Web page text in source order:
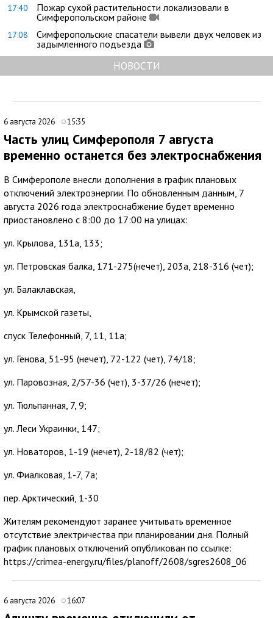
17:40
Пожар сухой растительности локализовали в
Симферопольском районе
17:08
Симферопольские спасатели вывели двух человек из
задымленного подъезда
НОВОСТИ
6 августа 2026 15:35
Часть улиц Симферополя 7 августа
временно останется без электроснабжения
В Симферополе внесли дополнения в график плановых
отключений электроэнергии. По обновленным данным, 7
августа 2026 года электроснабжение будет временно
приостановлено с 8:00 до 17:00 на улицах:
ул. Крылова, 131а, 133;
ул. Петровская балка, 171-275(нечет), 203а, 218-316 (чет);
ул. Балаклавская,
ул. Крымской газеты,
спуск Телефонный, 7, 11, 11а;
ул. Генова, 51-95 (нечет), 72-122 (чет), 74/18;
ул. Паровозная, 2/57-36 (чет), 3-37/26 (нечет);
ул. Тюльпанная, 7, 9;
ул. Леси Украинки, 147;
ул. Новаторов, 1-19 (нечет), 2-18/82 (чет);
ул. Фиалковая, 1-7, 7а;
пер. Арктический, 1-30
Жителям рекомендуют заранее учитывать временное
отсутствие электричества при планировании дня. Полный
график плановых отключений опубликован по ссылке:
https://crimea-energy.ru/files/planoff/2608/sgres2608_06
6 августа 2026 16:07